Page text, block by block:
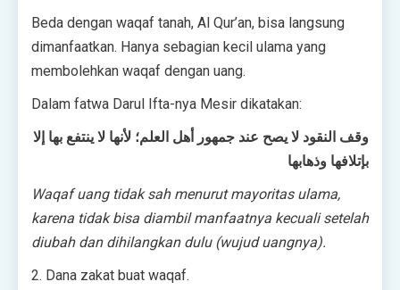
Beda dengan waqaf tanah, Al Qur’an, bisa langsung
dimanfaatkan. Hanya sebagian kecil ulama yang
membolehkan waqaf dengan uang.
Dalam fatwa Darul Ifta-nya Mesir dikatakan:
وقف النقود لا يصح عند جمهور أهل العلم؛ لأنها لا ينتفع بها إلا
بإتلافها وذهابها
Waqaf uang tidak sah menurut mayoritas ulama,
karena tidak bisa diambil manfaatnya kecuali setelah
diubah dan dihilangkan dulu (wujud uangnya).
2. Dana zakat buat waqaf.